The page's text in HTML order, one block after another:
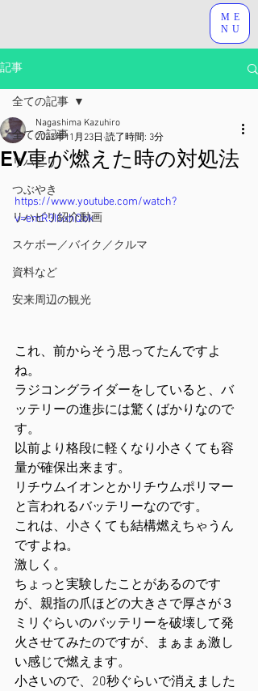
ME
NU
記事
全ての記事
リハビリ
つぶやき
リハビリ紹介動画
スケボー／バイク／クルマ
資料など
安来周辺の観光
全ての記事
EV車が燃えた時の対処法
Nagashima Kazuhiro
2023年11月23日 読了時間: 3分
https://www.youtube.com/watch?
v=emR3IGxhQbk
これ、前からそう思ってたんですよ
ね。
ラジコングライダーをしていると、バ
ッテリーの進歩には驚くばかりなので
す。
以前より格段に軽くなり小さくても容
量が確保出来ます。
リチウムイオンとかリチウムポリマー
と言われるバッテリーなのです。
これは、小さくても結構燃えちゃうん
ですよね。
激しく。
ちょっと実験したことがあるのです
が、親指の爪ほどの大きさで厚さが３
ミリぐらいのバッテリーを破壊して発
火させてみたのですが、まぁまぁ激し
い感じで燃えます。
小さいので、20秒ぐらいで消えました